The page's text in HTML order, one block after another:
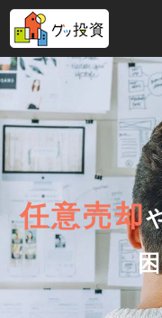
任意売却